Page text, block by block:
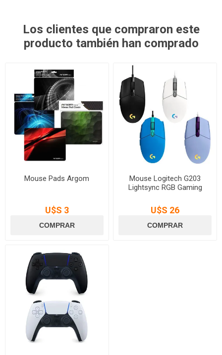
Los clientes que compraron este
producto también han comprado
Mouse Pads Argom
U$S 3
Mouse Logitech G203
Lightsync RGB Gaming
U$S 26